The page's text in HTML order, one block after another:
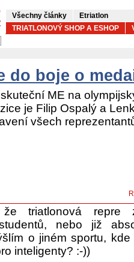
Všechny články
Etriatlon
TRIATLONOVÝ SHOP A ESHOP
do boje o
ME na
je Filip Ospalý a
všech
triatlonová repre
nebo již
o jiném sportu,
inteligenty? :-))